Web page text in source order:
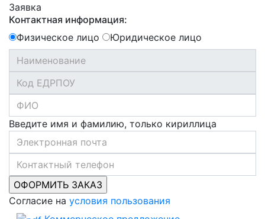
Заявка
Контактная информация:
Физическое лицо
Юридическое лицо
Введите имя и фамилию, только кириллица
Согласие на условия пользования